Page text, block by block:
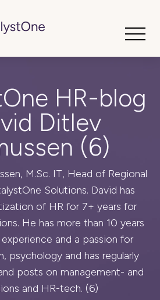
HR-blog
Ditlev
(6)
M.Sc. IT, Head of Regional
Solutions. David has
of HR for 7+ years for
He has more than 10 years
and a passion for
psychology and has regularly
posts on management- and
and HR-tech. (6)